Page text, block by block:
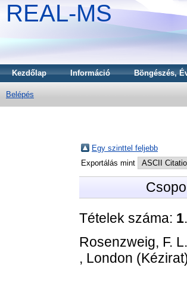
REAL-MS
Kezdőlap Információ Böngészés,
Belépés
Egy szinttel feljebb
Exportálás mint
Tételek száma: 1.
Rosenzweig, F. L.
, London